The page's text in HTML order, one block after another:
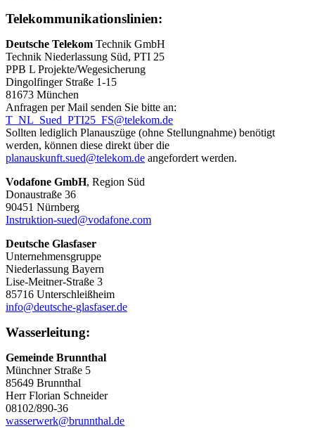
Telekommunikationslinien:
Deutsche Telekom Technik GmbH
Technik Niederlassung Süd, PTI 25
PPB L Projekte/Wegesicherung
Dingolfinger Straße 1-15
81673 München
Anfragen per Mail senden Sie bitte an:
T_NL_Sued_PTI25_FS@telekom.de
Sollten lediglich Planauszüge (ohne Stellungnahme) benötigt
werden, können diese direkt über die
planauskunft.sued@telekom.de angefordert werden.
Vodafone GmbH, Region Süd
Donaustraße 36
90451 Nürnberg
Instruktion-sued@vodafone.com
Deutsche Glasfaser
Unternehmensgruppe
Niederlassung Bayern
Lise-Meitner-Straße 3
85716 Unterschleißheim
info@deutsche-glasfaser.de
Wasserleitung:
Gemeinde Brunnthal
Münchner Straße 5
85649 Brunnthal
Herr Florian Schneider
08102/890-36
wasserwerk@brunnthal.de